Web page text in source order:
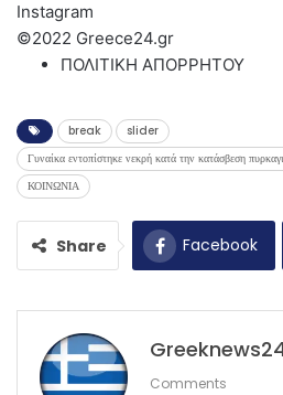
Instagram
©2022 Greece24.gr
ΠΟΛΙΤΙΚΗ ΑΠΟΡΡΗΤΟΥ
break
slider
Γυναίκα εντοπίστηκε νεκρή κατά την κατάσβεση
ΚΟΙΝΩΝΙΑ
Share Facebook
Comments